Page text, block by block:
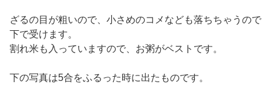
ざるの目が粗いので、小さめのコメなども落ちちゃうので
下で受けます。
割れ米も入っていますので、お粥がベストです。
下の写真は5合をふるった時に出たものです。